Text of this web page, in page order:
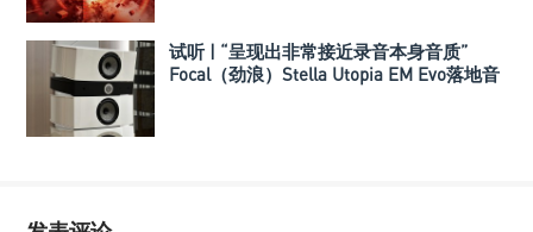
试听 | “呈现出非常接近录音本身音质”
Focal（劲浪）Stella Utopia EM Evo落地音